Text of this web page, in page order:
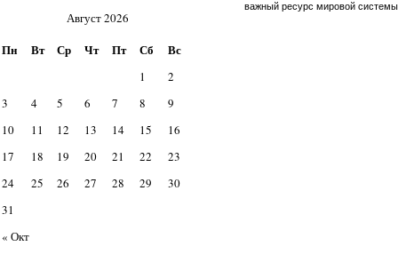
Август 2026
Пн Вт Ср Чт Пт Сб Вс
« Окт
1
2
3
4 5 6 7 8
9
10
11 12 13 14 15
16
17
18 19 20 21 22
23
24
25 26 27 28 29
30
31
важный ресурс мировой